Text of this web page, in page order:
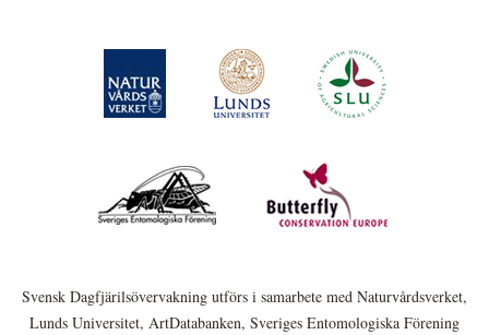
Svensk Dagfjärilsövervakning utförs i samarbete med Naturvårdsverket,
Lunds Universitet, ArtDatabanken, Sveriges Entomologiska Förening